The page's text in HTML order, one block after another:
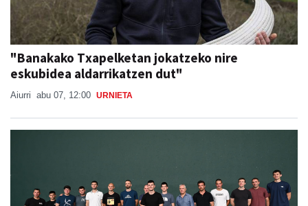
"Banakako Txapelketan jokatzeko nire
eskubidea aldarrikatzen dut"
Aiurri abu 07, 12:00 URNIETA